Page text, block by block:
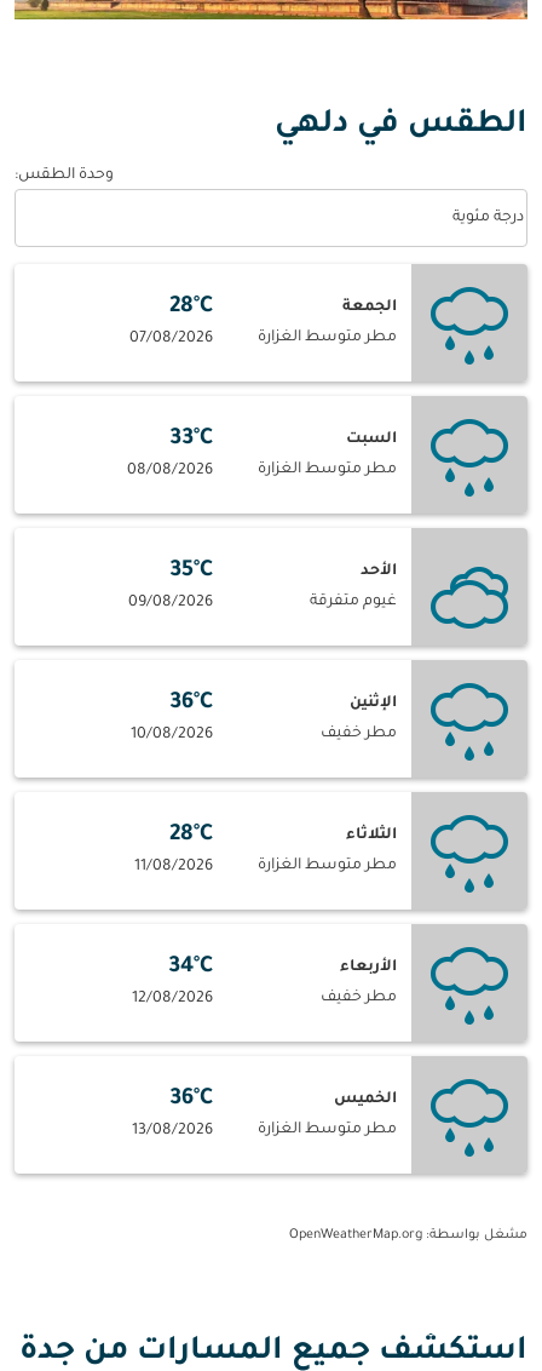
الطقس في دلهي
وحدة الطقس:
درجة مئوية
الجمعة
مطر متوسط الغزارة
28°C
07/08/2026
السبت
مطر متوسط الغزارة
33°C
08/08/2026
الأحد
غيوم متفرقة
35°C
09/08/2026
الإثنين
مطر خفيف
36°C
10/08/2026
الثلاثاء
مطر متوسط الغزارة
28°C
11/08/2026
الأربعاء
مطر خفيف
34°C
12/08/2026
الخميس
مطر متوسط الغزارة
36°C
13/08/2026
مشغل بواسطة: OpenWeatherMap.org
استكشف جميع المسارات من جدة